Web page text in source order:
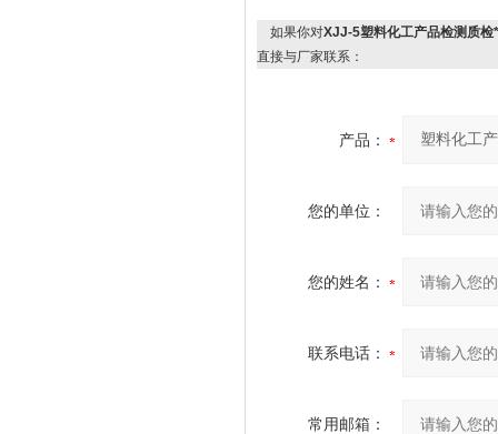
如果你对XJJ-5塑料化工产品检测质检
直接与厂家联系：
产品：
您的单位：
您的姓名：
联系电话：
常用邮箱：